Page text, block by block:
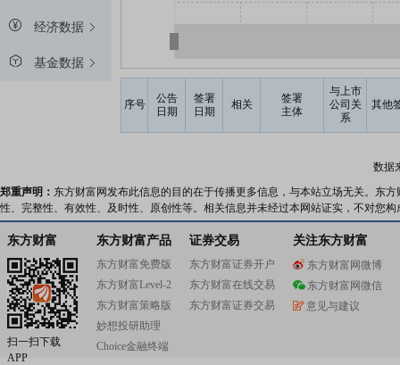
经济数据
基金数据
序号
公告
日期
签署
日期
相关
签署
主体
与上市
公司关
系
其他
数据
郑重声明： 东方财富网发布此信息的目的在于传播更多信息，与本站立场无关。东
性、完整性、有效性、及时性、原创性等。相关信息并未经过本网站证实，不对您
东方财富
扫一扫下载
APP
东方财富产品
东方财富免费版
东方财富Level-2
东方财富策略版
妙想投研助理
Choice金融终端
证券交易
东方财富证券开户
东方财富在线交易
东方财富证券交易
关注东方财富
东方财富网微博
东方财富网微信
意见与建议